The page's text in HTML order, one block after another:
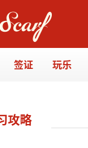
签证 玩乐
攻略